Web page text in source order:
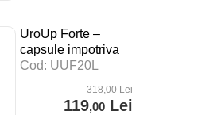
UroUp Forte –
capsule impotriva
prostatitei – 20 cps
Cod: UUF20L
318,00Lei
119,00Lei